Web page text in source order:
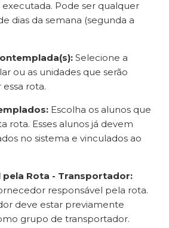
executada. Pode ser qualquer
dias da semana (segunda a
Selecione a
ou as unidades que serão
rota.
Escolha os alunos que
rota. Esses alunos já devem
no sistema e vinculados ao
pela Rota - Transportador:
responsável pela rota.
deve estar previamente
grupo de transportador.